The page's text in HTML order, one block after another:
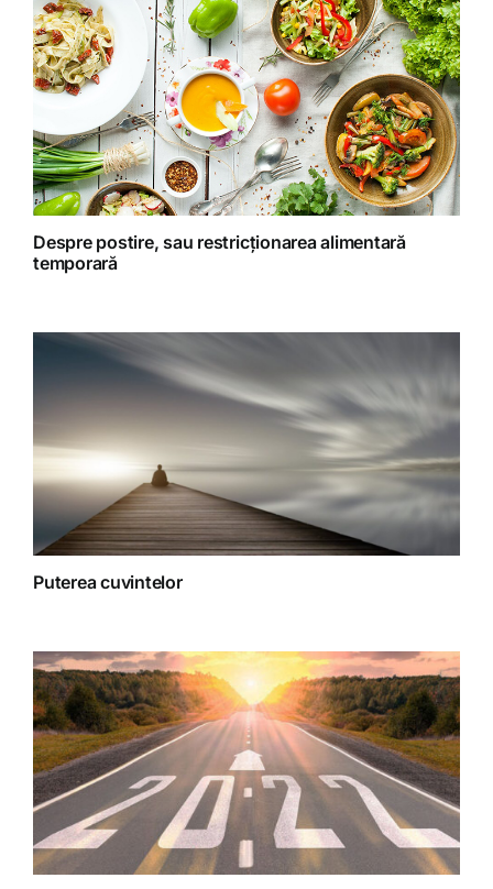
Homeopatie
Retete fructariene
Retete preparate
Retete Raw (nepreparate termic)
Despre postire, sau restricționarea alimentară
temporară
Puterea cuvintelor